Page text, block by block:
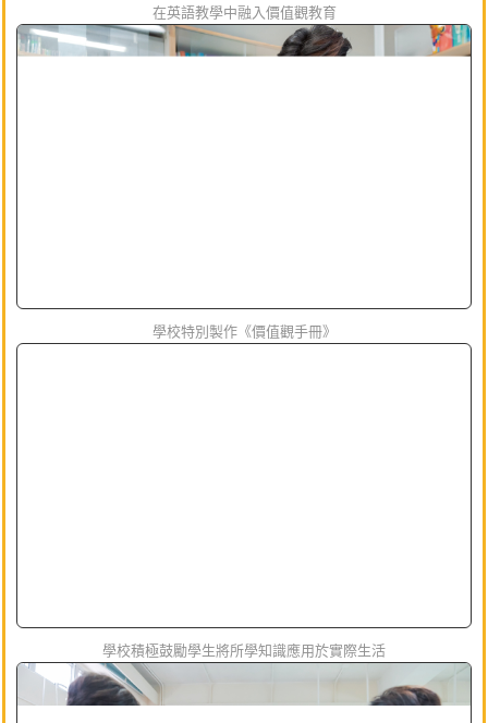
在英語教學中融入價值觀教育
學校特別製作《價值觀手冊》
學校積極鼓勵學生將所學知識應用於實際生活